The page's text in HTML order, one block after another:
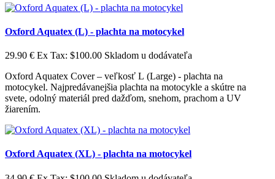
Oxford Aquatex (L) - plachta na motocykel
29.90 € Ex Tax: $100.00 Skladom u dodávateľa
Oxford Aquatex Cover – veľkosť L (Large) - plachta na
motocykel. Najpredávanejšia plachta na motocykle a skútre na
svete, odolný materiál pred dažďom, snehom, prachom a UV
žiarením.
Oxford Aquatex (XL) - plachta na motocykel